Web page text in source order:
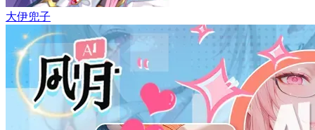
大伊兜子